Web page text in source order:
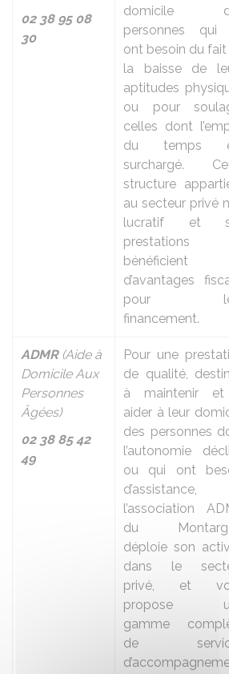
02 38 95 08
30
domicile
personnes qui
ont besoin du
la baisse de
aptitudes
ou pour
celles dont
du temps
surchargé.
structure
au secteur privé
lucratif et
prestations
bénéficient
d’avantages
pour
financement.
ADMR (Aide à
Domicile Aux
Personnes
Âgées)
02 38 85 42
49
Pour une
de qualité,
à maintenir
aider à leur
des personnes
l’autonomie
ou qui ont
d’assistance,
l’association
du
déploie son
dans le
privé, et
propose
gamme
de